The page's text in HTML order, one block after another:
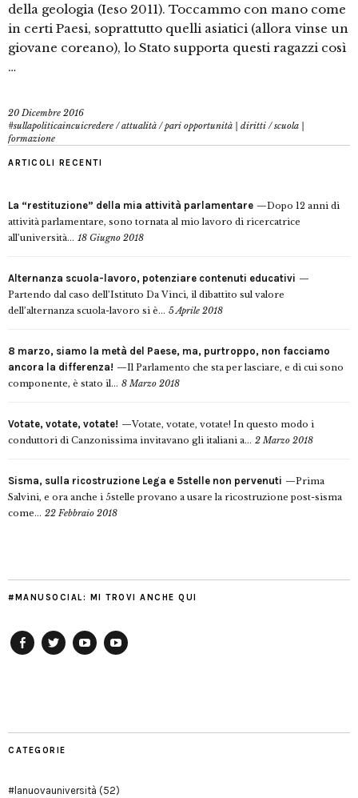
della geologia (Ieso 2011). Toccammo con mano come
in certi Paesi, soprattutto quelli asiatici (allora vinse un
giovane coreano), lo Stato supporta questi ragazzi così
…
20 Dicembre 2016
#sullapoliticaincuicredere /attualità /pari opportunità | diritti /scuola |
formazione
ARTICOLI RECENTI
La “restituzione” della mia attività parlamentare
Dopo 12 anni di
attività parlamentare, sono tornata al mio lavoro di ricercatrice
all’università... 18 Giugno 2018
Alternanza scuola-lavoro, potenziare contenuti educativi
Partendo dal caso dell’Istituto Da Vinci, il dibattito sul valore
dell’alternanza scuola-lavoro si è... 5 Aprile 2018
8 marzo, siamo la metà del Paese, ma, purtroppo, non facciamo
ancora la differenza!
Il Parlamento che sta per lasciare, e di cui sono
componente, è stato il... 8 Marzo 2018
Votate, votate, votate!
Votate, votate, votate! In questo modo i
conduttori di Canzonissima invitavano gli italiani a... 2 Marzo 2018
Sisma, sulla ricostruzione Lega e 5stelle non pervenuti
Prima
Salvini, e ora anche i 5stelle provano a usare la ricostruzione post-sisma
come... 22 Febbraio 2018
#MANUSOCIAL: MI TROVI ANCHE QUI
CATEGORIE
#lanuovauniversità (52)